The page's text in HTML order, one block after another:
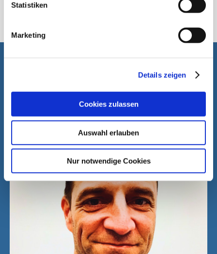
Statistiken
Marketing
Details zeigen
Cookies zulassen
Auswahl erlauben
Nur notwendige Cookies